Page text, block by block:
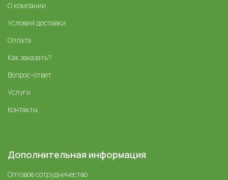
О компании
Условия доставки
Оплата
Как заказать?
Вопрос-ответ
Услуги
Контакты
Дополнительная информация
Оптовое сотрудничество